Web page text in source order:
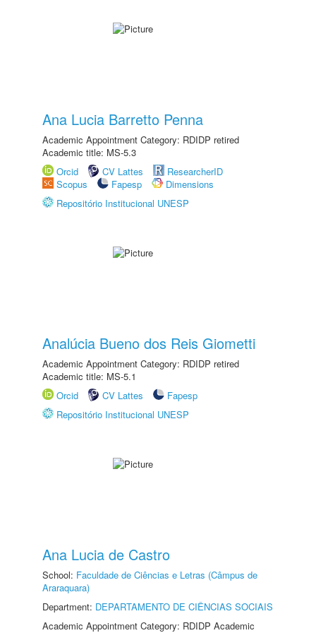
Ana Lucia Barretto Penna
Academic Appointment Category: RDIDP retired
Academic title: MS-5.3
Orcid
CV Lattes
ResearcherID
Scopus
Fapesp
Dimensions
Repositório Institucional UNESP
Analúcia Bueno dos Reis Giometti
Academic Appointment Category: RDIDP retired
Academic title: MS-5.1
Orcid
CV Lattes
Fapesp
Repositório Institucional UNESP
Ana Lucia de Castro
School: Faculdade de Ciências e Letras (Câmpus de
Araraquara)
Department: DEPARTAMENTO DE CIÊNCIAS SOCIAIS
Academic Appointment Category: RDIDP Academic